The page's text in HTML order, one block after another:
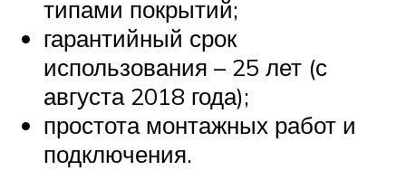
типами покрытий;
гарантийный срок
использования – 25 лет (с
августа 2018 года);
простота монтажных работ и
подключения.